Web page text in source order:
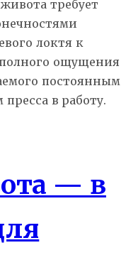
требует
локтя к
ощущения
постоянным
в работу.
— в